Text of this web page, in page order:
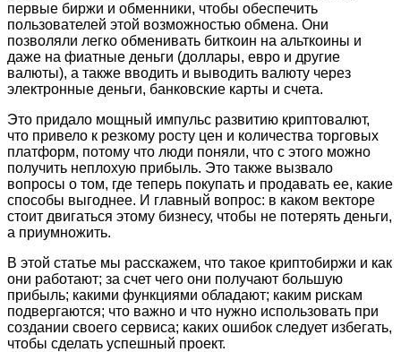
первые биржи и обменники, чтобы обеспечить
пользователей этой возможностью обмена. Они
позволяли легко обменивать биткоин на альткоины и
даже на фиатные деньги (доллары, евро и другие
валюты), а также вводить и выводить валюту через
электронные деньги, банковские карты и счета.
Это придало мощный импульс развитию криптовалют,
что привело к резкому росту цен и количества торговых
платформ, потому что люди поняли, что с этого можно
получить неплохую прибыль. Это также вызвало
вопросы о том, где теперь покупать и продавать ее, какие
способы выгоднее. И главный вопрос: в каком векторе
стоит двигаться этому бизнесу, чтобы не потерять деньги,
а приумножить.
В этой статье мы расскажем, что такое криптобиржи и как
они работают; за счет чего они получают большую
прибыль; какими функциями обладают; каким рискам
подвергаются; что важно и что нужно использовать при
создании своего сервиса; каких ошибок следует избегать,
чтобы сделать успешный проект.